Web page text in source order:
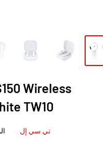
Wireless
TW10
تي سي إل